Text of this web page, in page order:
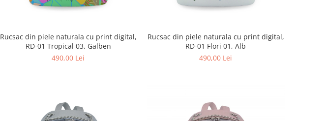
Rucsac din piele naturala cu print digital,
RD-01 Tropical 03, Galben
490,00 Lei
Rucsac din piele naturala cu print digital,
RD-01 Flori 01, Alb
490,00 Lei